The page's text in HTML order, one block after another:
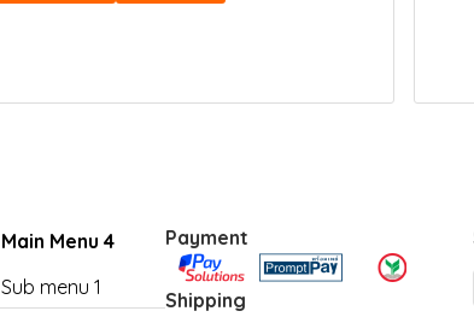
Main Menu 4
Sub menu 1
Payment
Shipping